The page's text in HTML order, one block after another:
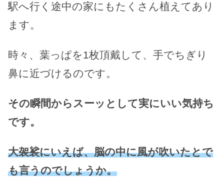
駅へ行く途中の家にもたくさん植えてあり
ます。
時々、葉っぱを1枚頂戴して、手でちぎり
鼻に近づけるのです。
その瞬間からスーッとして実にいい気持ち
です。
大袈裟にいえば、脳の中に風が吹いたとで
も言うのでしょうか。